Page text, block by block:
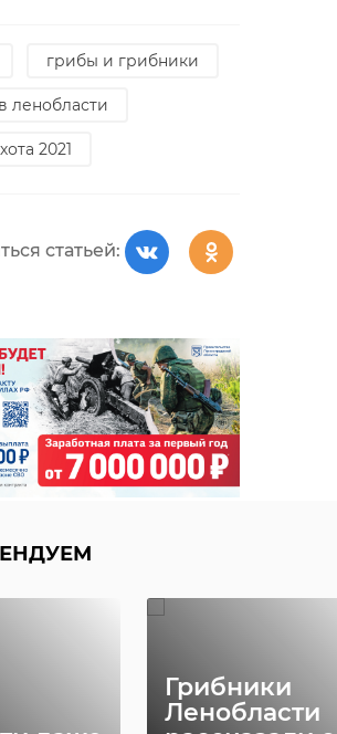
грибы и грибники
ленобласти
2021
статьей:
Грибники
Ленобласти